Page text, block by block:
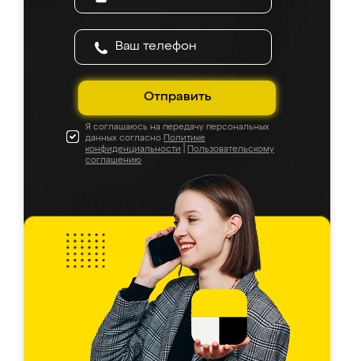
Отправить
Я соглашаюсь на передачу персональных
данных согласно Политике
конфиденциальности
Пользовательскому
соглашению